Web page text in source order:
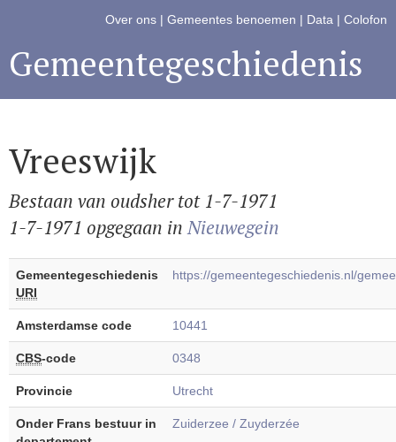
Over ons | Gemeentes benoemen | Data | Colofon
Gemeentegeschiedenis
Vreeswijk
Bestaan van oudsher tot 1-7-1971
1-7-1971 opgegaan inNieuwegein
Gemeentegeschiedenis
URI
https://gemeentegeschiedenis.nl/
Amsterdamse code 10441
CBS-code 0348
Provincie Utrecht
Onder Frans bestuur in
Zuiderzee / Zuyderzée